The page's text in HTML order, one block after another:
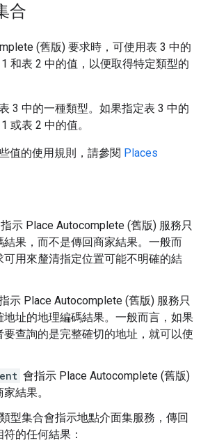
合
(舊版) 要求時，可使用表 3 中的
和表 2 中的值，以便取得特定類型的
3 中的一種類型。如果指定表 3 中的
或表 2 中的值。
值的使用規則，請參閱 Places
示 Place Autocomplete (舊版) 服務只
結果，而不是傳回商家結果。一般而
可用來釐清指定位置可能不明確的結
示 Place Autocomplete (舊版) 服務只
地址的地理編碼結果。一般而言，如果
要查詢的是完整確切的地址，就可以使
會指示 Place Autocomplete (舊版)
結果。
類型集合會指示地點介面集服務，傳回
的任何結果：